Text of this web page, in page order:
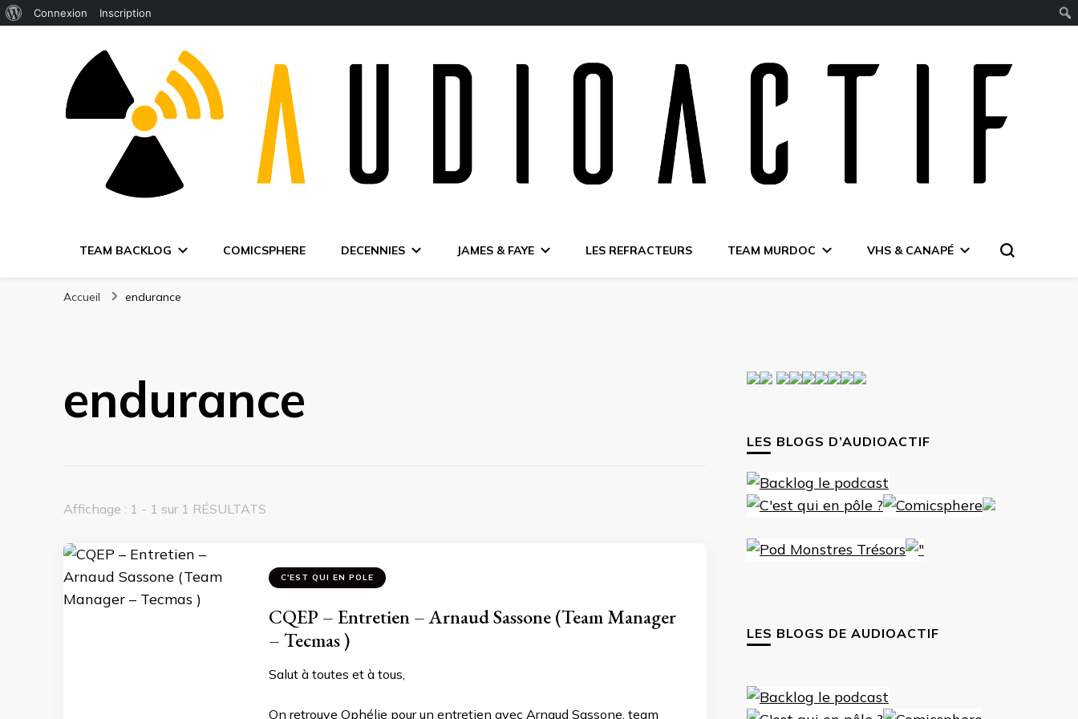
WordPress
Connexion Inscription
TEAM BACKLOG COMICSPHERE DECENNIES JAMES & FAYE LES REFRACTEURS TEAM MURDOC VHS & CANAPÉ
Accueil endurance
endurance
Affichage : 1 - 1 sur 1 RÉSULTATS
C'EST QUI EN POLE
CQEP – Entretien – Arnaud Sassone (Team Manager
– Tecmas )
Salut à toutes et à tous,
On retrouve Ophélie pour un entretien avec Arnaud Sassone, team
LES BLOGS D’AUDIOACTIF
LES BLOGS DE AUDIOACTIF